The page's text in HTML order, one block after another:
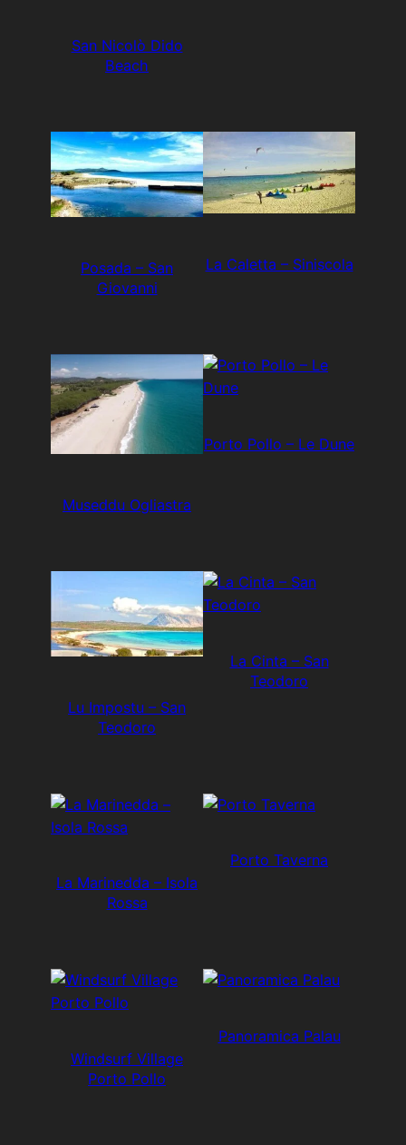
San Nicolò Dido
Beach
Posada – San
Giovanni
La Caletta – Siniscola
Museddu Ogliastra
Porto Pollo – Le Dune
Lu Impostu – San
Teodoro
La Cinta – San
Teodoro
La Marinedda – Isola
Rossa
Porto Taverna
Windsurf Village
Porto Pollo
Panoramica Palau